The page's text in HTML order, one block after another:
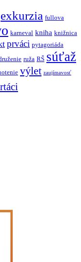
exkurzia fullova
karneval kniha knižnica
prváci pytagoriáda
ruža RŠ súťaž
výlet zaujímavosť